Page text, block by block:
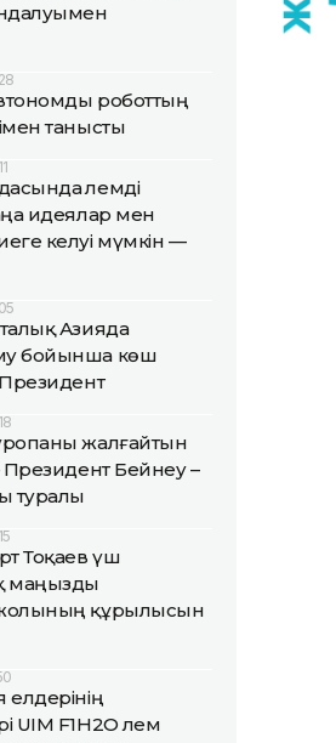
роботтың
танысты
әлемді
идеялар мен
келуі мүмкін —
Азияда
бойынша көш
жалғайтын
Президент Бейнеу –
туралы
Тоқаев үш
маңызды
құрылысын
UIM F1H2O әлем